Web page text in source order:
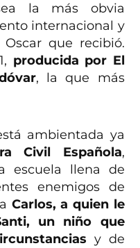
la más obvia
internacional y
que recibió.
producida por El
, la que más
ambientada ya
Civil Española,
escuela llena de
enemigos de
Carlos, a quien le
un niño que
y de